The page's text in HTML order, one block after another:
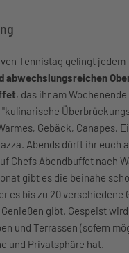
Tennistag gelingt jedem
abwechslungsreichen
, das ihr am Wochenende
Gebäck, Canapes,
Abends dürft ihr euch
Chefs Abendbuffet nach
gibt es die beinahe
es bis zu 20 verschiedene
gibt. Gespeist
und Terrassen (sofern
und Privatsphäre hat.